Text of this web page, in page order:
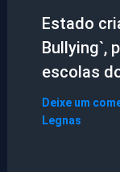
Estado
Bullying`,
escolas
Deixe um
Legnas